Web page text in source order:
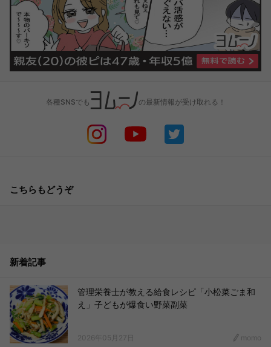
各種SNSでも の最新情報が受け取れる！
こちらもどうぞ
新着記事
管理栄養士が教える給食レシピ「小松菜ごま和
え」子どもが爆食い野菜副菜
2026年05月27日 momo